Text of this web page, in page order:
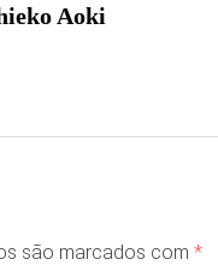
Aoki
são marcados com *